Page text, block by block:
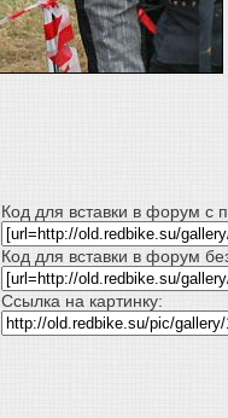
Код для вставки в форум с
Код для вставки в форум
Ссылка на картинку: